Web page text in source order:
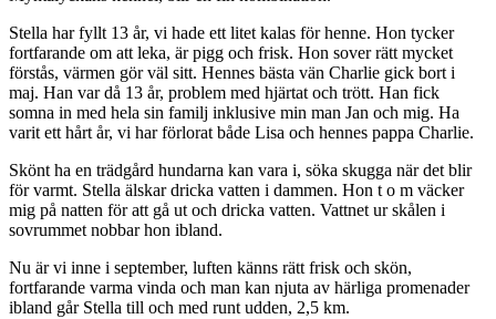
Stella har fyllt 13 år, vi hade ett litet kalas för henne. Hon tycker
fortfarande om att leka, är pigg och frisk. Hon sover rätt mycket
förstås, värmen gör väl sitt. Hennes bästa vän Charlie gick bort i
maj. Han var då 13 år, problem med hjärtat och trött. Han fick
somna in med hela sin familj inklusive min man Jan och mig. Ha
varit ett hårt år, vi har förlorat både Lisa och hennes pappa Charlie.
Skönt ha en trädgård hundarna kan vara i, söka skugga när det blir
för varmt. Stella älskar dricka vatten i dammen. Hon t o m väcker
mig på natten för att gå ut och dricka vatten. Vattnet ur skålen i
sovrummet nobbar hon ibland.
Nu är vi inne i september, luften känns rätt frisk och skön,
fortfarande varma vinda och man kan njuta av härliga promenader
ibland går Stella till och med runt udden, 2,5 km.